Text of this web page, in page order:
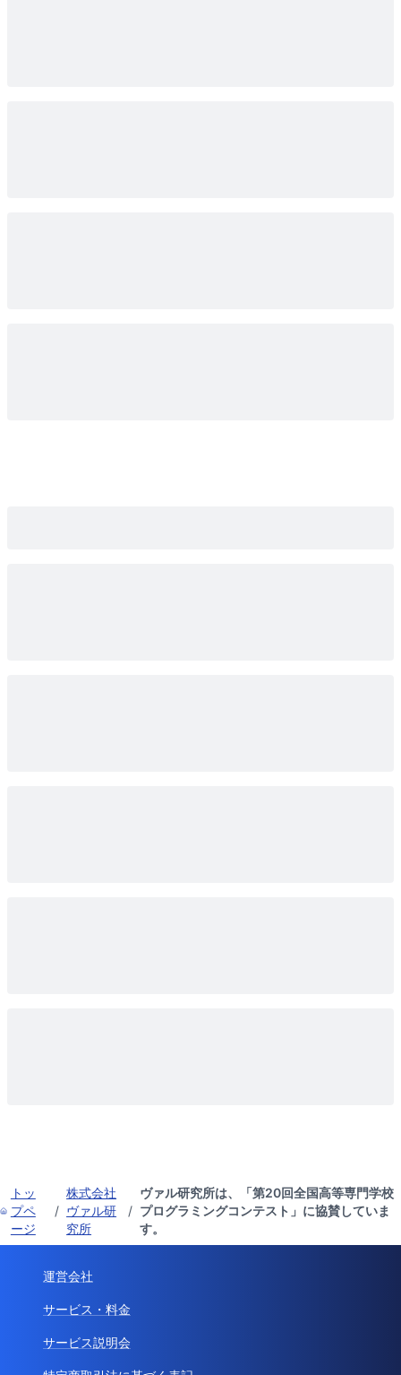
トッ
プペ
ージ
/
株式会社
ヴァル研
究所
/
ヴァル研究所は、「第20回全国高等専門学校
プログラミングコンテスト」に協賛していま
す。
運営会社
サービス・料金
サービス説明会